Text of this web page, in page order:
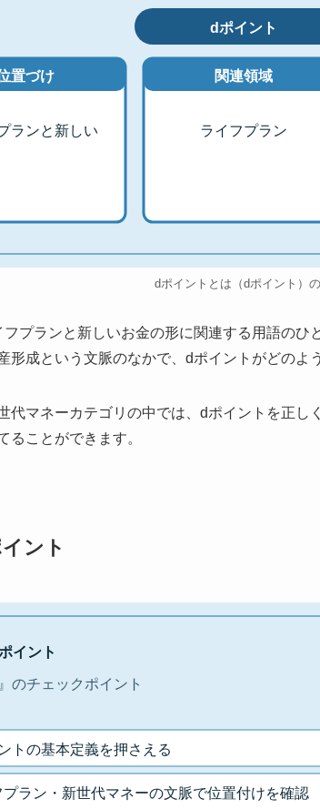
dポイント
置づけ
ランと新しい
関連領域
ライフプラン
dポイントとは（dポイント）
プランと新しいお金の形に関連する用語のひ
形成という文脈のなかで、dポイントがどのよ
代マネーカテゴリの中では、dポイントを正
ることができます。
ント
イント
のチェックポイント
トの基本定義を押さえる
プラン・新世代マネーの文脈で位置付けを確認